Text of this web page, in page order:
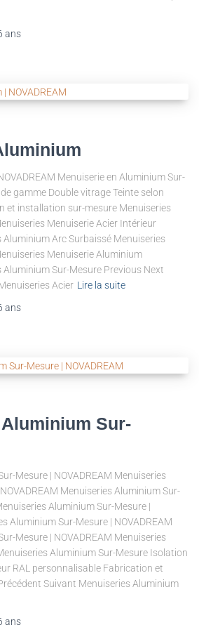
ans
Menuiserie en Aluminium Sur-
gamme Double vitrage Teinte selon
et installation sur-mesure Menuiseries
Menuiserie Acier Intérieur
Aluminium Arc Surbaissé Menuiseries
Menuiserie Aluminium
Aluminium Sur-Mesure Previous Next
Acier Lire la suite
ans
Sur-
Mesure | NOVADREAM Menuiseries
Menuiseries Aluminium Sur-
Aluminium Sur-Mesure |
Aluminium Sur-Mesure | NOVADREAM
Mesure | NOVADREAM Menuiseries
Aluminium Sur-Mesure Isolation
RAL personnalisable Fabrication et
Suivant Menuiseries Aluminium
ans